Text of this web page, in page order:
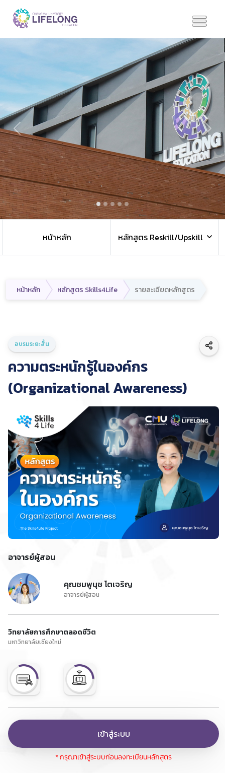
Previous Next
หน้าหลัก หลักสูตร Reskill/Upskill
หน้าหลัก หลักสูตร Skills4Life รายละเอียดหลักสูตร
อบรมระยะสั้น
ความตระหนักรู้ในองค์กร
(Organizational Awareness)
อาจารย์ผู้สอน
คุณชมพูนุช โตเจริญ
อาจารย์ผู้สอน
วิทยาลัยการศึกษาตลอดชีวิต
มหาวิทยาลัยเชียงใหม่
เข้าสู่ระบบ
* กรุณาเข้าสู่ระบบก่อนลงทะเบียนหลักสูตร